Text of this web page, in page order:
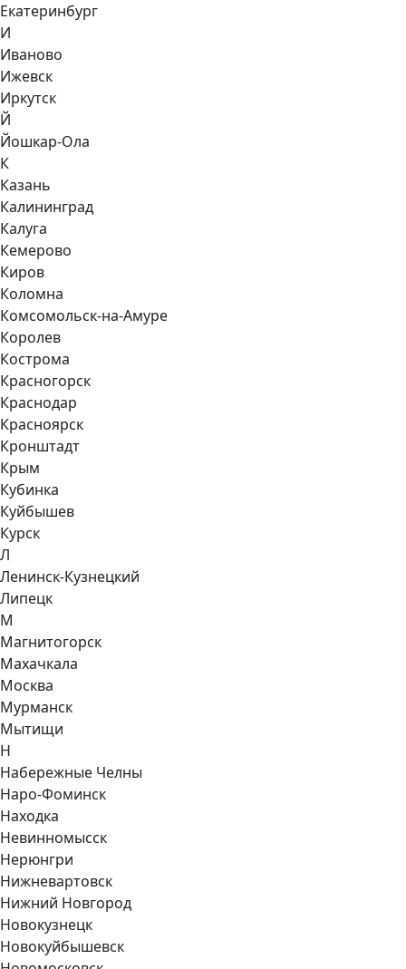
Екатеринбург
И
Иваново
Ижевск
Иркутск
Й
Йошкар-Ола
К
Казань
Калининград
Калуга
Кемерово
Киров
Коломна
Комсомольск-на-Амуре
Королев
Кострома
Красногорск
Краснодар
Красноярск
Кронштадт
Крым
Кубинка
Куйбышев
Курск
Л
Ленинск-Кузнецкий
Липецк
М
Магнитогорск
Махачкала
Москва
Мурманск
Мытищи
Н
Набережные Челны
Наро-Фоминск
Находка
Невинномысск
Нерюнгри
Нижневартовск
Нижний Новгород
Новокузнецк
Новокуйбышевск